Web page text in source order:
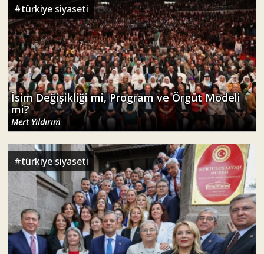
#türkiye siyaseti
İsim Değişikliği mi, Program ve Örgüt Modeli
mi?
Mert Yıldırım
#türkiye siyaseti